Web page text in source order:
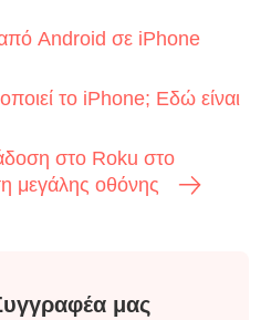
από Android σε iPhone
το iPhone; Εδώ είναι
στο Roku στο
μεγάλης οθόνης
μας